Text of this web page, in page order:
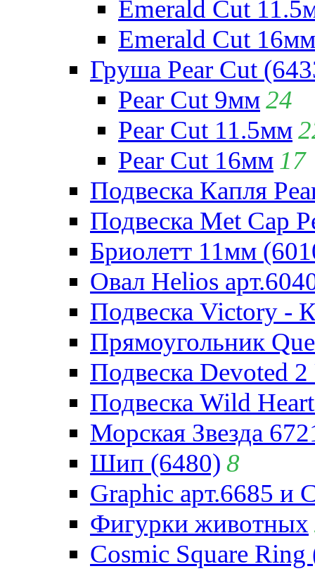
Emerald Cut
Emerald Cut 16мм
Груша Pear Cut
Pear Cut 9мм24
Pear Cut 11.5мм
Pear Cut 16мм 17
Подвеска Капля
Подвеска Met Cap
Бриолетт 11мм
Овал Helios
Подвеска Victory -
Прямоугольник
Подвеска Devoted
Подвеска Wild
Морская Звезда
Шип (6480) 8
Graphic арт.6685 и
Фигурки животных
Cosmic Square Ring